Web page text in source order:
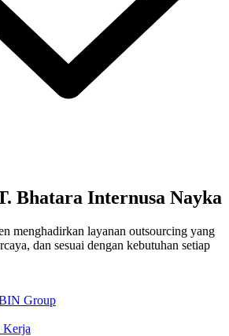
Bhatara Internusa Nayka
menghadirkan layanan outsourcing yang
dan sesuai dengan kebutuhan setiap
Group
Kerja